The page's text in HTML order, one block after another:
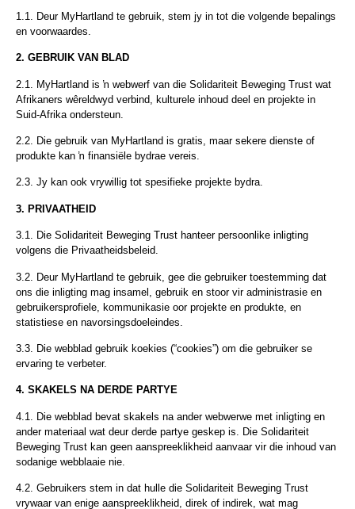
1.1. Deur MyHartland te gebruik, stem jy in tot die volgende bepalings
en voorwaardes.
2. GEBRUIK VAN BLAD
2.1. MyHartland is ŉ webwerf van die Solidariteit Beweging Trust wat
Afrikaners wêreldwyd verbind, kulturele inhoud deel en projekte in
Suid-Afrika ondersteun.
2.2. Die gebruik van MyHartland is gratis, maar sekere dienste of
produkte kan ŉ finansiële bydrae vereis.
2.3. Jy kan ook vrywillig tot spesifieke projekte bydra.
3. PRIVAATHEID
3.1. Die Solidariteit Beweging Trust hanteer persoonlike inligting
volgens die Privaatheidsbeleid.
3.2. Deur MyHartland te gebruik, gee die gebruiker toestemming dat
ons die inligting mag insamel, gebruik en stoor vir administrasie en
gebruikersprofiele, kommunikasie oor projekte en produkte, en
statistiese en navorsingsdoeleindes.
3.3. Die webblad gebruik koekies (“cookies”) om die gebruiker se
ervaring te verbeter.
4. SKAKELS NA DERDE PARTYE
4.1. Die webblad bevat skakels na ander webwerwe met inligting en
ander materiaal wat deur derde partye geskep is. Die Solidariteit
Beweging Trust kan geen aanspreeklikheid aanvaar vir die inhoud van
sodanige webblaaie nie.
4.2. Gebruikers stem in dat hulle die Solidariteit Beweging Trust
vrywaar van enige aanspreeklikheid, direk of indirek, wat mag